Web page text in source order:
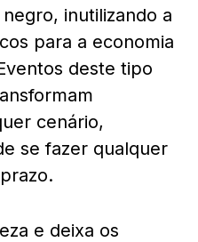
inutilizando a
para a economia
deste tipo
cenário,
se fazer qualquer
e deixa os